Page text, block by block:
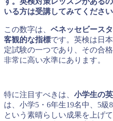
いる方は受講してみてください
この数字は、 ベネッセビース
客観的な指標です。英検は日
定試験の一つであり、その合
非常に高い水準にあります。
特に注目すべきは、 小学生の
は、小学5・6年生19名中、5級
という素晴らしい成果を上げ